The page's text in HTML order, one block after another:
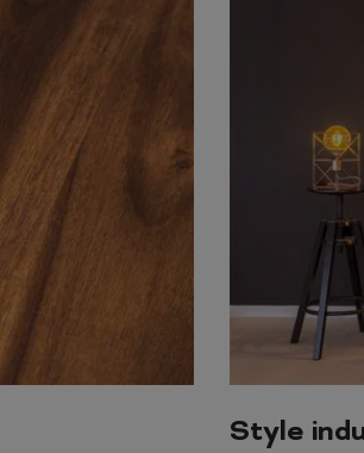
Style